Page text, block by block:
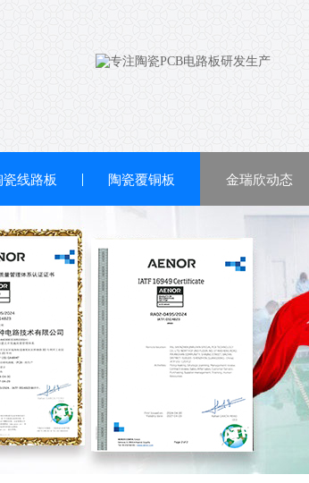
瓷线路板 陶瓷覆铜板 金瑞欣动态